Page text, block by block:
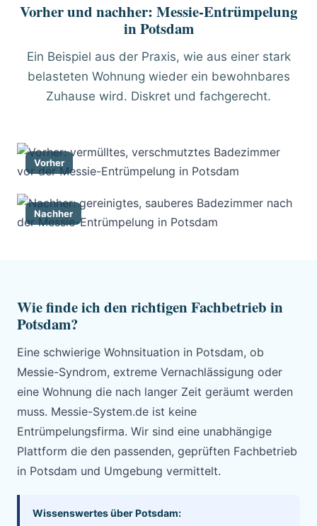
Vorher und nachher: Messie-Entrümpelung
in Potsdam
Ein Beispiel aus der Praxis, wie aus einer stark
belasteten Wohnung wieder ein bewohnbares
Zuhause wird. Diskret und fachgerecht.
Vorher
Nachher
Wie finde ich den richtigen Fachbetrieb in
Potsdam?
Eine schwierige Wohnsituation in Potsdam, ob
Messie-Syndrom, extreme Vernachlässigung oder
eine Wohnung die nach langer Zeit geräumt werden
muss. Messie-System.de ist keine
Entrümpelungsfirma. Wir sind eine unabhängige
Plattform die den passenden, geprüften Fachbetrieb
in Potsdam und Umgebung vermittelt.
Wissenswertes über Potsdam: